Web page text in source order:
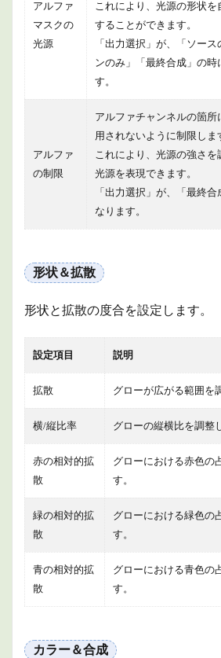
アルファ
マスクの
光源
これにより、光源の形状を
することができます。
「出力選択」が、「ソー
ンのみ」「最終合成」の時
す。
アルファ
の制限
アルファチャンネルの箇所
用されないように制限しま
これにより、光源の強さを
光源を表現できます。
「出力選択」が、「最終
なります。
形状＆拡散
形状と拡散の度合を設定します。
設定項目 説明
拡散 グローが広がる範囲を
横/縦比率 グローの縦横比を調整
赤の相対的拡
散
グローにおける赤色の
す。
緑の相対的拡
散
グローにおける緑色の
す。
青の相対的拡
散
グローにおける青色の
す。
カラー＆合成